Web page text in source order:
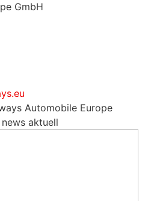
GmbH
Automobile Europe
aktuell